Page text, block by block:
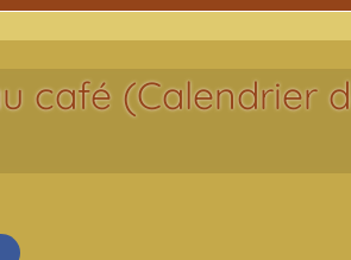
café (Calendrier